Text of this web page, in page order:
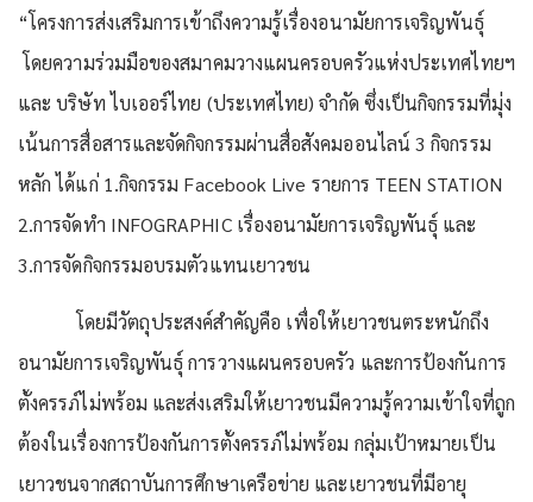
“โครงการส่งเสริมการเข้าถึงความรู้เรื่องอนามัยการเจริญพันธุ์
โดยความร่วมมือของสมาคมวางแผนครอบครัวแห่งประเทศไทยฯ
และ บริษัท ไบเออร์ไทย (ประเทศไทย) จำกัด ซึ่งเป็นกิจกรรมที่มุ่ง
เน้นการสื่อสารและจัดกิจกรรมผ่านสื่อสังคมออนไลน์ 3 กิจกรรม
หลัก ได้แก่ 1.กิจกรรม Facebook Live รายการ TEEN STATION
2.การจัดทำ INFOGRAPHIC เรื่องอนามัยการเจริญพันธุ์ และ
3.การจัดกิจกรรมอบรมตัวแทนเยาวชน
โดยมีวัตถุประสงค์สำคัญคือ เพื่อให้เยาวชนตระหนักถึง
อนามัยการเจริญพันธุ์ การวางแผนครอบครัว และการป้องกันการ
ตั้งครรภ์ไม่พร้อม และส่งเสริมให้เยาวชนมีความรู้ความเข้าใจที่ถูก
ต้องในเรื่องการป้องกันการตั้งครรภ์ไม่พร้อม กลุ่มเป้าหมายเป็น
เยาวชนจากสถาบันการศึกษาเครือข่าย และเยาวชนที่มีอายุ